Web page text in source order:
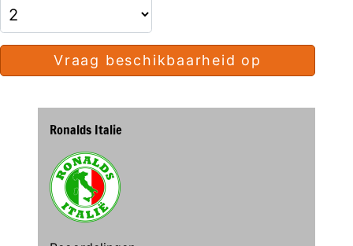
Vraag beschikbaarheid op
Ronalds Italie